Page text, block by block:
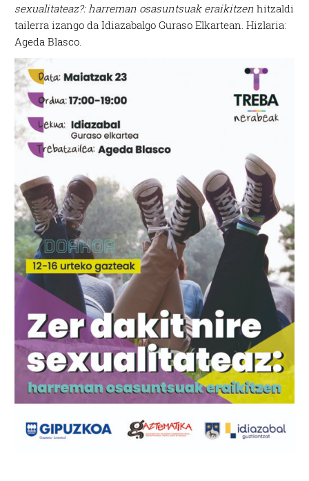
sexualitateaz?: harreman osasuntsuak eraikitzen hitzaldi
tailerra izango da Idiazabalgo Guraso Elkartean. Hizlaria:
Ageda Blasco.